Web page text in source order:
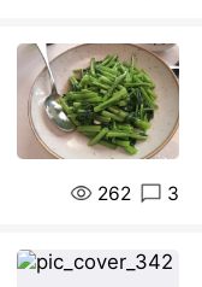
262 3